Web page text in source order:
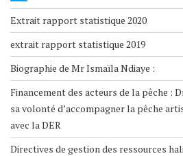
Extrait rapport statistique 2020
extrait rapport statistique 2019
Biographie de Mr Ismaïla Ndiaye :
Financement des acteurs de la pêche :
sa volonté d’accompagner la pêche
avec la DER
Directives de gestion des ressources